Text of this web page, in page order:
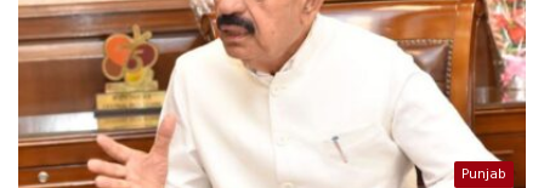
Punjab